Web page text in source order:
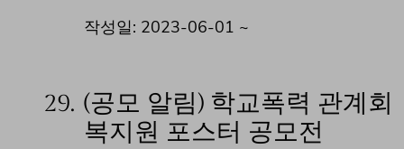
작성일: 2023-06-01 ~
29. (공모 알림) 학교폭력 관계회
복지원 포스터 공모전